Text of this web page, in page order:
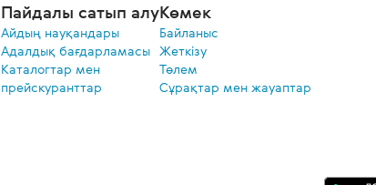
Пайдалы сатып алу
Айдың науқандары
Адалдық бағдарламасы
Каталогтар мен
прейскуранттар
Көмек
Байланыс
Жеткізу
Төлем
Сұрақтар мен жауаптар